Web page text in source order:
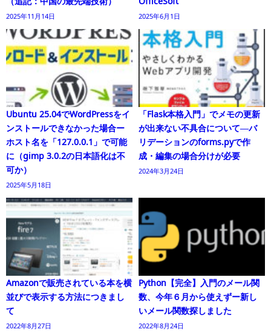
2025年11月14日 2025年6月1日
Ubuntu 25.04でWordPressをイ
ンストールできなかった場合ー
ホスト名を「127.0.0.1」で可能
に（gimp 3.0.2の日本語化は不
可か）
2025年5月18日
「Flask本格入門」でメモの更新
が出来ない不具合について―バ
リデーションのforms.pyで作
成・編集の場合分けが必要
2024年3月24日
Amazonで販売されている本を横
並びで表示する方法につきまし
て
2022年8月27日
Python【完全】入門のメール関
数、今年６月から使えずー新し
いメール関数探しました
2022年8月24日